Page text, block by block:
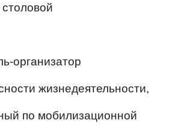
организатор
жизнедеятельности,
по мобилизационной